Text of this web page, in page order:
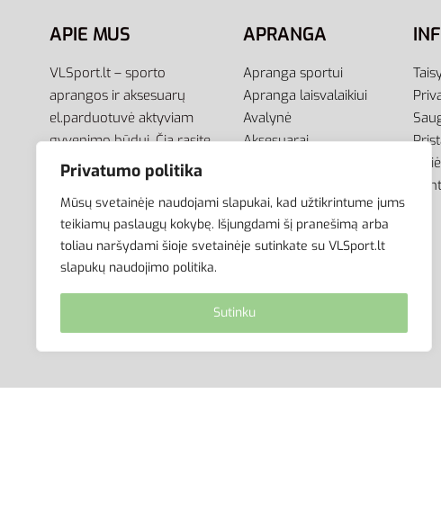
Privatumo politika
Mūsų svetainėje naudojami slapukai, kad užtikrintume jums
teikiamų paslaugų kokybę. Išjungdami šį pranešimą arba
toliau naršydami šioje svetainėje sutinkate su VLSport.lt
slapukų naudojimo politika.
Sutinku
APIE MUS
VLSport.lt – sporto
aprangos ir aksesuarų
el.parduotuvė aktyviam
gyvenimo būdui. Čia rasite
aprangą visai šeimai –
vyrams, moterims bei
vaikams.
APRANGA
Apranga sportui
Apranga laisvalaikiui
Avalynė
Aksesuarai